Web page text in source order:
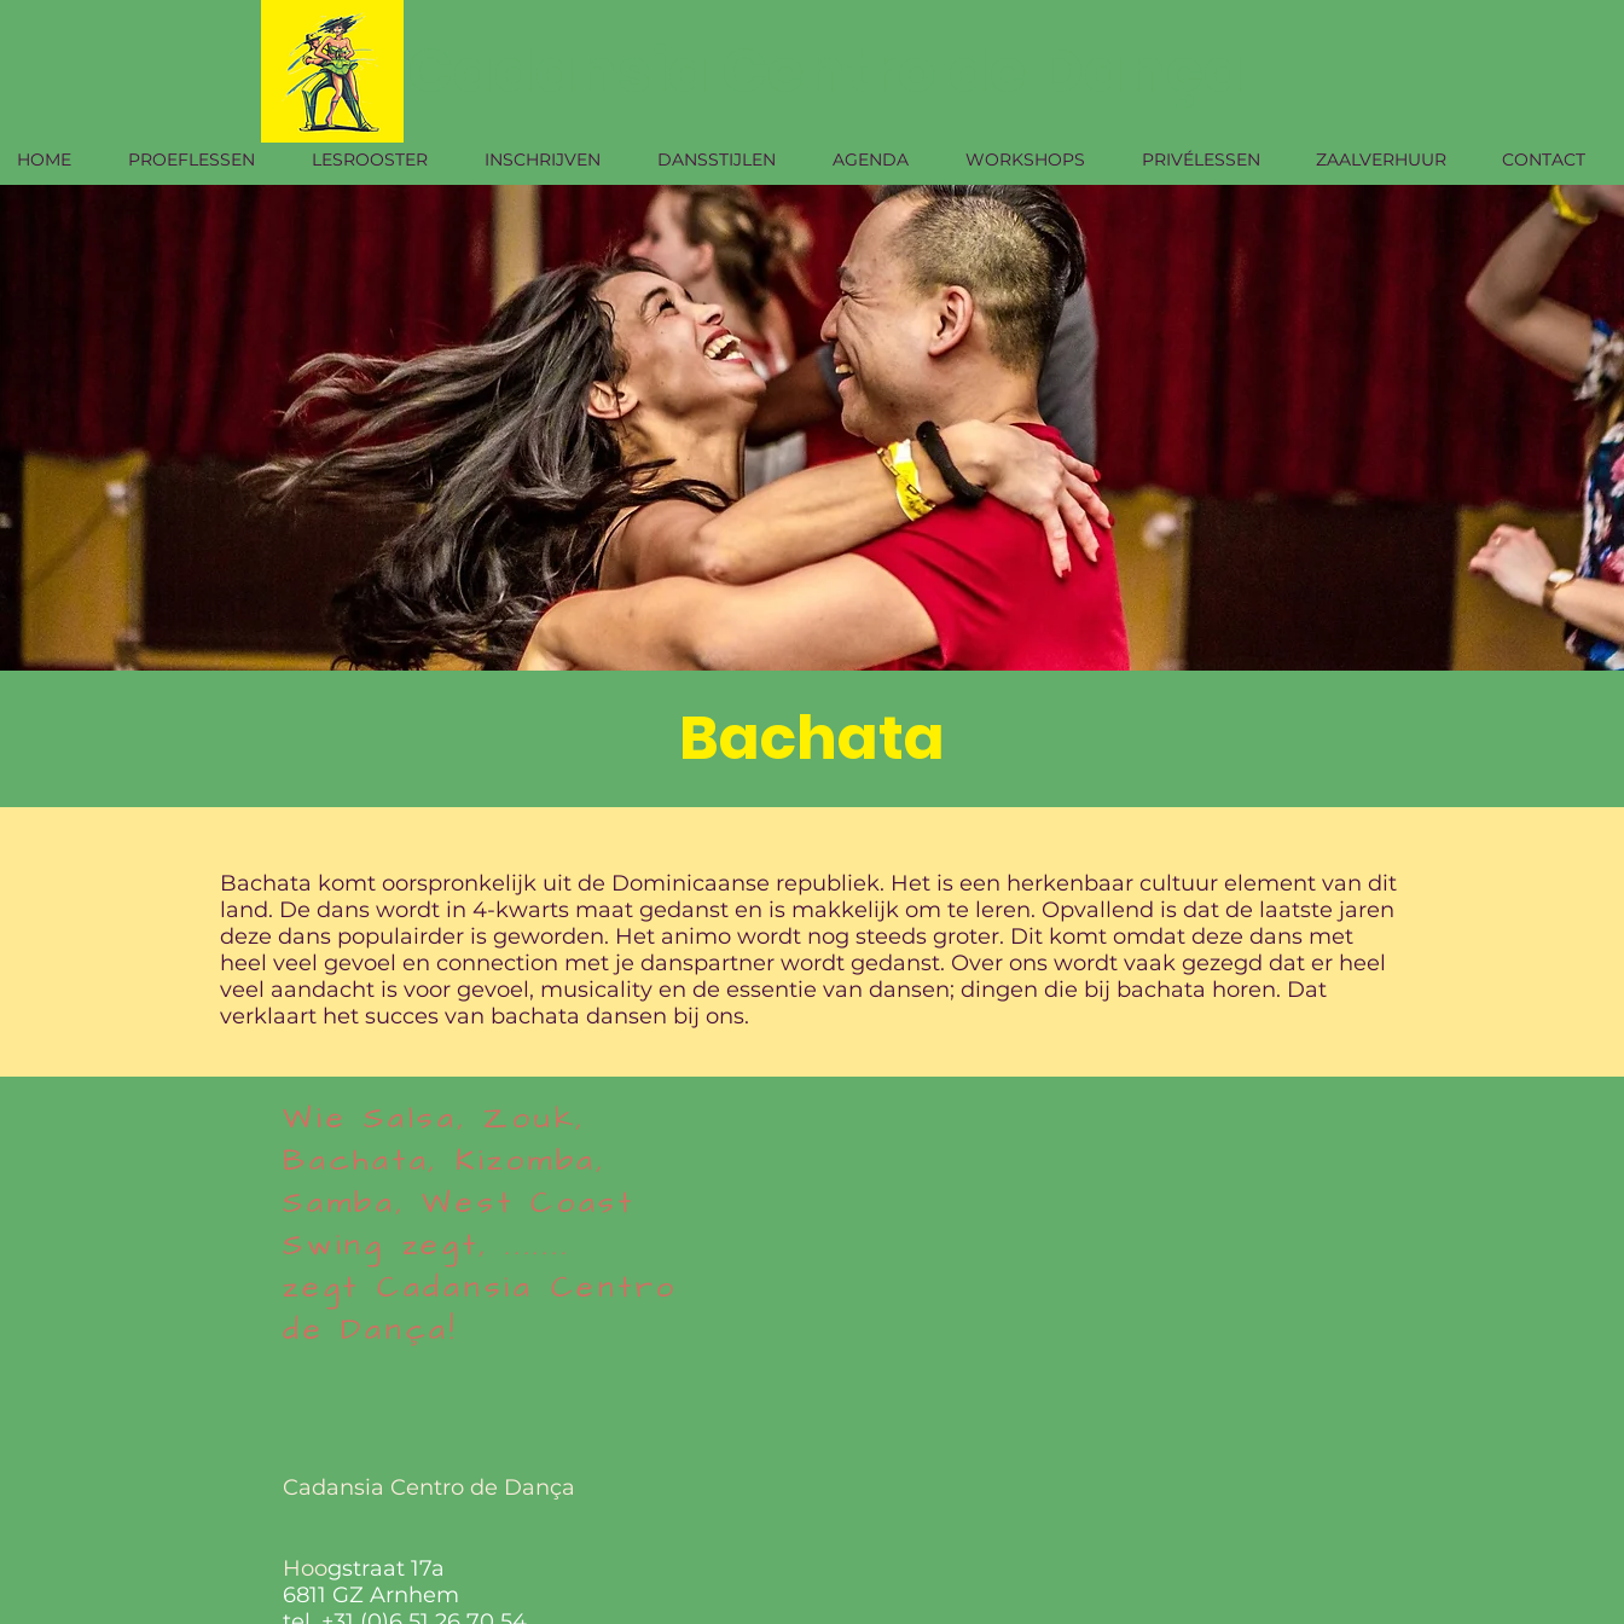
HOME PROEFLESSEN LESROOSTER INSCHRIJVEN DANSSTIJLEN AGENDA WORKSHOPS PRIVÉLESSEN ZAALVERHUUR CONTACT
Bachata
Bachata komt oorspronkelijk uit de Dominicaanse republiek. Het is een herkenbaar cultuur element van dit
land. De dans wordt in 4-kwarts maat gedanst en is makkelijk om te leren. Opvallend is dat de laatste jaren
deze dans populairder is geworden. Het animo wordt nog steeds groter. Dit komt omdat deze dans met
heel veel gevoel en connection met je danspartner wordt gedanst. Over ons wordt vaak gezegd dat er heel
veel aandacht is voor gevoel, musicality en de essentie van dansen; dingen die bij bachata horen. Dat
verklaart het succes van bachata dansen bij ons.
Wie Salsa, Zouk,
Bachata, Kizomba,
Samba, West Coast
Swing zegt, .......
zegt Cadansia Centro
de Dança!
Cadansia Centro de Dança
Hoogstraat 17a
6811 GZ Arnhem